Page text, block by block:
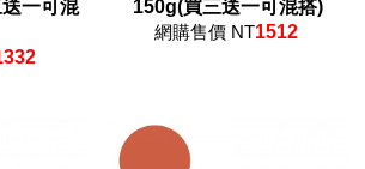
一可混
150g(買三送一可混搭)
網購售價 NT1512